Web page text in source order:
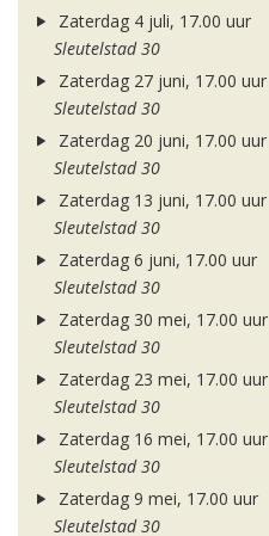
Zaterdag 4 juli, 17.00 uur
Sleutelstad 30
Zaterdag 27 juni, 17.00 uur
Sleutelstad 30
Zaterdag 20 juni, 17.00 uur
Sleutelstad 30
Zaterdag 13 juni, 17.00 uur
Sleutelstad 30
Zaterdag 6 juni, 17.00 uur
Sleutelstad 30
Zaterdag 30 mei, 17.00 uur
Sleutelstad 30
Zaterdag 23 mei, 17.00 uur
Sleutelstad 30
Zaterdag 16 mei, 17.00 uur
Sleutelstad 30
Zaterdag 9 mei, 17.00 uur
Sleutelstad 30